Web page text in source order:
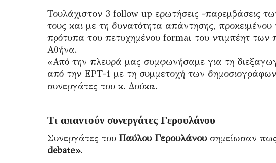
Τουλάχιστον 3 follow up ερωτήσεις -παρεμβάσεις
τους και με τη δυνατότητα απάντησης,
πρότυπα του πετυχημένου format του ντιμπέητ των
Αθήνα.
«Από την πλευρά μας συμφωνήσαμε για τη
από την ΕΡΤ-1 με τη συμμετοχή των
συνεργάτες του κ. Δούκα.
Τι απαντούν συνεργάτες Γερουλάνου
Συνεργάτες του Παύλου Γερουλάνουσημείωσαν
debate».